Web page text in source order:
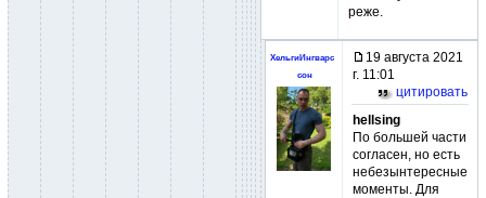
реже.
ХельгиИнгварс
сон
19 августа 2021
г. 11:01
цитировать
hellsing
По большей части
согласен, но есть
небезынтересные
моменты. Для